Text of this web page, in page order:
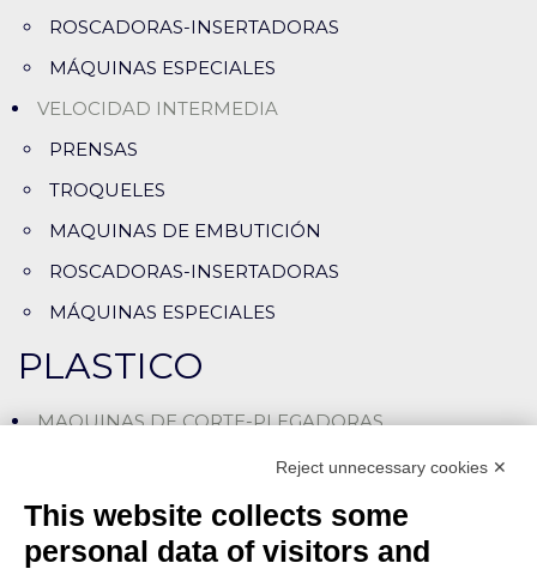
ROSCADORAS-INSERTADORAS
MÁQUINAS ESPECIALES
VELOCIDAD INTERMEDIA
PRENSAS
TROQUELES
MAQUINAS DE EMBUTICIÓN
ROSCADORAS-INSERTADORAS
MÁQUINAS ESPECIALES
PLASTICO
MAQUINAS DE CORTE-PLEGADORAS
LÍNEAS DE CORTE-ENSAMBLE
MÁQUINAS CORTADORAS-INSERTADORAS
MÁQUINAS ESPECIALES
Reject unnecessary cookies ✕
This website collects some
personal data of visitors and